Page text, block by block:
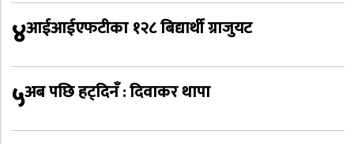
४आईआईएफटीका १२८ बिद्यार्थी ग्राजुयट
५अब पछि हट्दिनँ : दिवाकर थापा